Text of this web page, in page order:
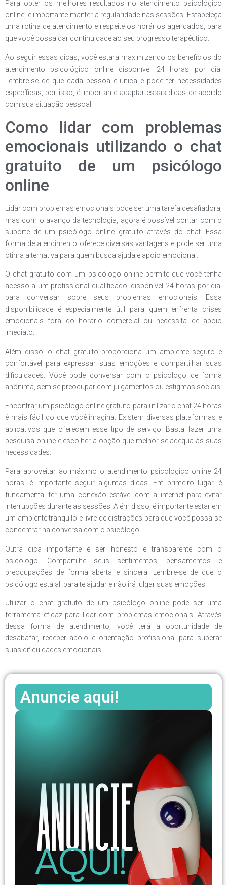
Para obter os melhores resultados no atendimento psicológico
online, é importante manter a regularidade nas sessões. Estabeleça
uma rotina de atendimento e respeite os horários agendados, para
que você possa dar continuidade ao seu progresso terapêutico.
Ao seguir essas dicas, você estará maximizando os benefícios do
atendimento psicológico online disponível 24 horas por dia.
Lembre-se de que cada pessoa é única e pode ter necessidades
específicas, por isso, é importante adaptar essas dicas de acordo
com sua situação pessoal.
Como lidar com problemas
emocionais utilizando o chat
gratuito de um psicólogo
online
Lidar com problemas emocionais pode ser uma tarefa desafiadora,
mas com o avanço da tecnologia, agora é possível contar com o
suporte de um psicólogo online gratuito através do chat. Essa
forma de atendimento oferece diversas vantagens e pode ser uma
ótima alternativa para quem busca ajuda e apoio emocional.
O chat gratuito com um psicólogo online permite que você tenha
acesso a um profissional qualificado, disponível 24 horas por dia,
para conversar sobre seus problemas emocionais. Essa
disponibilidade é especialmente útil para quem enfrenta crises
emocionais fora do horário comercial ou necessita de apoio
imediato.
Além disso, o chat gratuito proporciona um ambiente seguro e
confortável para expressar suas emoções e compartilhar suas
dificuldades. Você pode conversar com o psicólogo de forma
anônima, sem se preocupar com julgamentos ou estigmas sociais.
Encontrar um psicólogo online gratuito para utilizar o chat 24 horas
é mais fácil do que você imagina. Existem diversas plataformas e
aplicativos que oferecem esse tipo de serviço. Basta fazer uma
pesquisa online e escolher a opção que melhor se adequa às suas
necessidades.
Para aproveitar ao máximo o atendimento psicológico online 24
horas, é importante seguir algumas dicas. Em primeiro lugar, é
fundamental ter uma conexão estável com a internet para evitar
interrupções durante as sessões. Além disso, é importante estar em
um ambiente tranquilo e livre de distrações para que você possa se
concentrar na conversa com o psicólogo.
Outra dica importante é ser honesto e transparente com o
psicólogo. Compartilhe seus sentimentos, pensamentos e
preocupações de forma aberta e sincera. Lembre-se de que o
psicólogo está ali para te ajudar e não irá julgar suas emoções.
Utilizar o chat gratuito de um psicólogo online pode ser uma
ferramenta eficaz para lidar com problemas emocionais. Através
dessa forma de atendimento, você terá a oportunidade de
desabafar, receber apoio e orientação profissional para superar
suas dificuldades emocionais.
Anuncie aqui!